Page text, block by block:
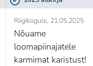
Riigikogule 21.05.2025
Nõuame
loomapiinajatele
karmimat karistust!